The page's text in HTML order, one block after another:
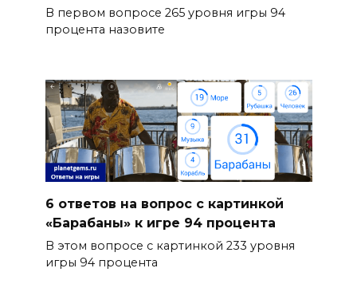
В первом вопросе 265 уровня игры 94
процента назовите
6 ответов на вопрос с картинкой
«Барабаны» к игре 94 процента
В этом вопросе с картинкой 233 уровня
игры 94 процента